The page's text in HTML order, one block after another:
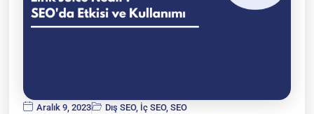
Aralık 9, 2023 Dış SEO, İç SEO,SEO